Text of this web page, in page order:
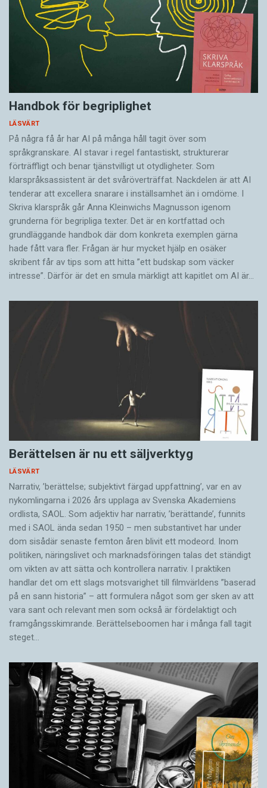
Handbok för begriplighet
LÄSVÄRT
På några få år har AI på många håll tagit över som
språkgranskare. AI stavar i regel fantastiskt, strukturerar
förträffligt och benar tjänstvilligt ut otydligheter. Som
klarspråksassistent är det svår­överträffat. Nack­delen är att AI
tenderar att excellera snarare i inställsamhet än i omdöme. I
Skriva klarspråk går Anna Kleinwichs Magnusson igenom
grunderna för begripliga texter. Det är en kortfattad och
grundläggande handbok där dom konkreta exemplen gärna
hade fått vara fler. Frågan är hur mycket hjälp en osäker
skribent får av tips som att hitta ”ett budskap som väcker
intresse”. Därför är det en smula märkligt att kapitlet om AI är…
Berättelsen är nu ett säljverktyg
LÄSVÄRT
Narrativ, ’berättelse; subjektivt färgad uppfattning’, var en av
nykomlingarna i 2026 års upplaga av Svenska Akademiens
ordlista, SAOL. Som adjektiv har narrativ, ’berättande’, funnits
med i SAOL ända sedan 1950 – men substantivet har under
dom sisådär senaste femton åren blivit ett modeord. Inom
politiken, näringslivet och marknadsföringen talas det ständigt
om vikten av att sätta och kontrollera narrativ. I praktiken
handlar det om ett slags motsvarighet till filmvärldens ”baserad
på en sann historia” – att formulera något som ger sken av att
vara sant och ­relevant men som också är fördelaktigt och
framgångsskimrande. Berättelseboomen har i många fall tagit
steget…